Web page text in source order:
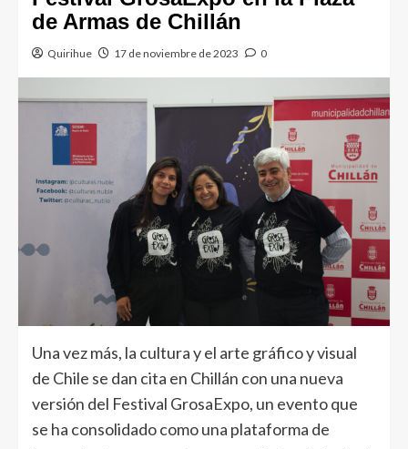
de Armas de Chillán
Quirihue 17 de noviembre de 2023 0
Una vez más, la cultura y el arte gráfico y visual
de Chile se dan cita en Chillán con una nueva
versión del Festival GrosaExpo, un evento que
se ha consolidado como una plataforma de